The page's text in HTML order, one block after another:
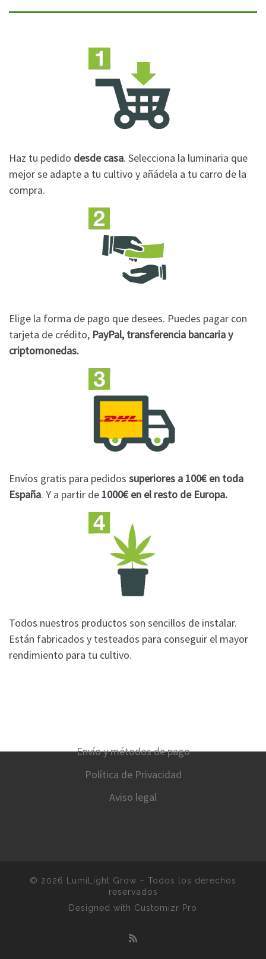
Haz tu pedido desde casa. Selecciona la luminaria que
mejor se adapte a tu cultivo y añádela a tu carro de la
compra.
Elige la forma de pago que desees. Puedes pagar con
tarjeta de crédito, PayPal, transferencia bancaria y
criptomonedas.
Envíos gratis para pedidos superiores a 100€ en toda
España. Y a partir de 1000€ en el resto de Europa.
Todos nuestros productos son sencillos de instalar.
Están fabricados y testeados para conseguir el mayor
rendimiento para tu cultivo.
Envío y métodos de pago
Política de Privacidad
Aviso legal
© 2026 LumiLight Grow – Todos los derechos
reservados
Designed with Customizr Pro